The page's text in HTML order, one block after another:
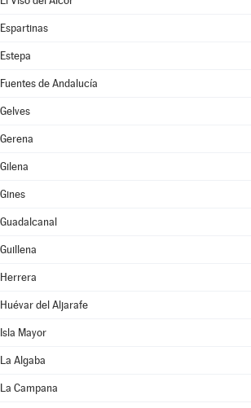
Espartinas
Estepa
Fuentes de Andalucía
Gelves
Gerena
Gilena
Gines
Guadalcanal
Guillena
Herrera
Huévar del Aljarafe
Isla Mayor
La Algaba
La Campana